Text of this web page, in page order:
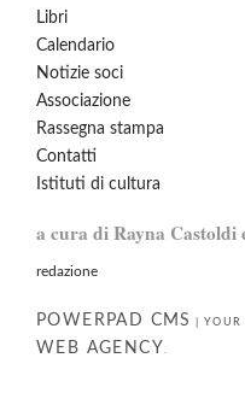
Libri
Calendario
Notizie soci
Associazione
Rassegna stampa
Contatti
Istituti di cultura
a cura di Rayna Castoldi
redazione
POWERPAD CMS |YOUR
WEB AGENCY.